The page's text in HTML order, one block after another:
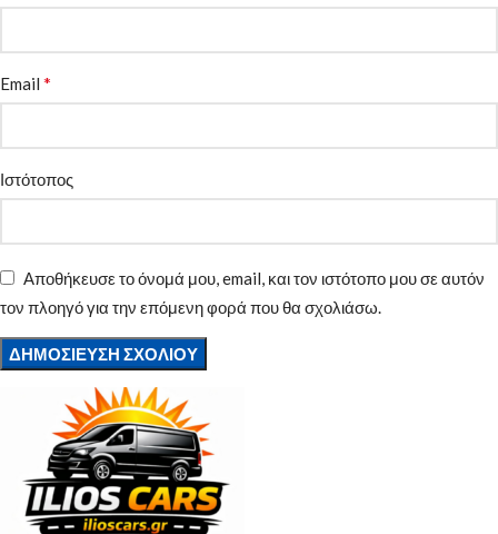
Email *
Ιστότοπος
Αποθήκευσε το όνομά μου, email, και τον ιστότοπο μου σε αυτόν
τον πλοηγό για την επόμενη φορά που θα σχολιάσω.